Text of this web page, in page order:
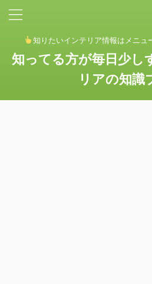
知りたいインテリア情報はメニ
知ってる方が毎日少し
リアの知識